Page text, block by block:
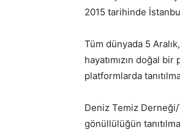
2015 tarihinde
Tüm dünyada 5
hayatımızın doğal
platformlarda
Deniz Temiz Derneği/
gönüllülüğün